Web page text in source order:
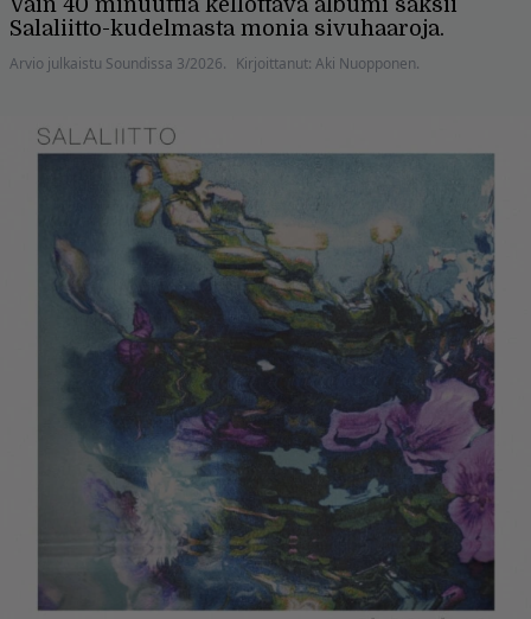
Vain 40 minuuttia kellottava albumi saksii
Salaliitto-kudelmasta monia sivuhaaroja.
Arvio julkaistu Soundissa 3/2026. Kirjoittanut: Aki Nuopponen.